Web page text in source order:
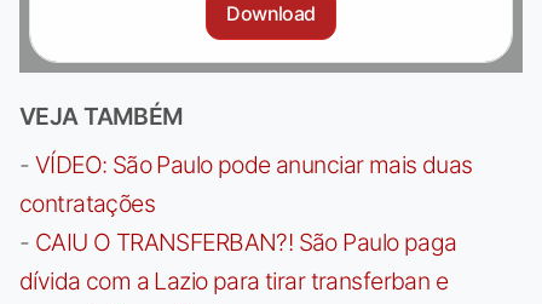
Download
VEJA TAMBÉM
- VÍDEO: São Paulo pode anunciar mais duas
contratações
- CAIU O TRANSFERBAN?! São Paulo paga
dívida com a Lazio para tirar transferban e